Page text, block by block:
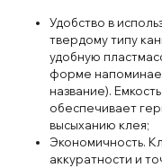
Удобство в
твердому типу
удобную
форме
название).
обеспечивает
высыханию клея;
Экономичность.
аккуратности и